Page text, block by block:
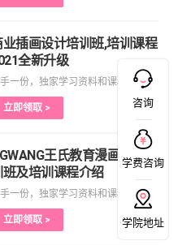
业插画设计培训班,培训课程
全新升级
一份，独家学习资料和课程
立即领取 >
王氏教育漫画设计培
班及培训课程介绍
一份，独家学习资料和课程
立即领取 >
咨询
学费咨询
学院地址